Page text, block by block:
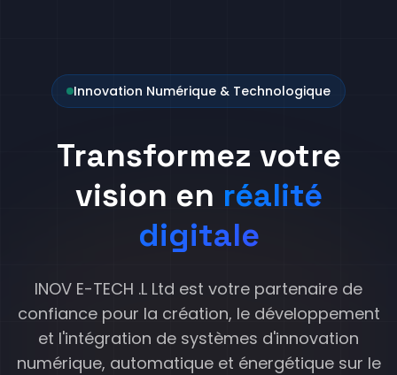
Innovation Numérique & Technologique
Transformez votre
vision en réalité
digitale
INOV E-TECH .L Ltd est votre partenaire de
confiance pour la création, le développement
et l'intégration de systèmes d'innovation
numérique, automatique et énergétique sur le